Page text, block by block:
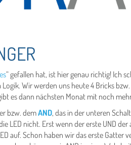
“ gefallen hat, ist hier genau richtig! Ich
Wir werden uns heute 4 Bricks bzw.
es dann nächsten Monat mit noch
bzw. demAND, das in der unteren
LED nicht. Erst wenn der erste UND
auf. Schon haben wir das erste Gatter